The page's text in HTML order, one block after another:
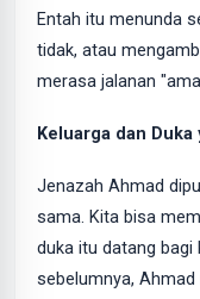
Entah itu menunda
tidak, atau
merasa jalanan
Keluarga dan
Jenazah Ahmad
sama. Kita bisa
duka itu datang bagi
sebelumnya,